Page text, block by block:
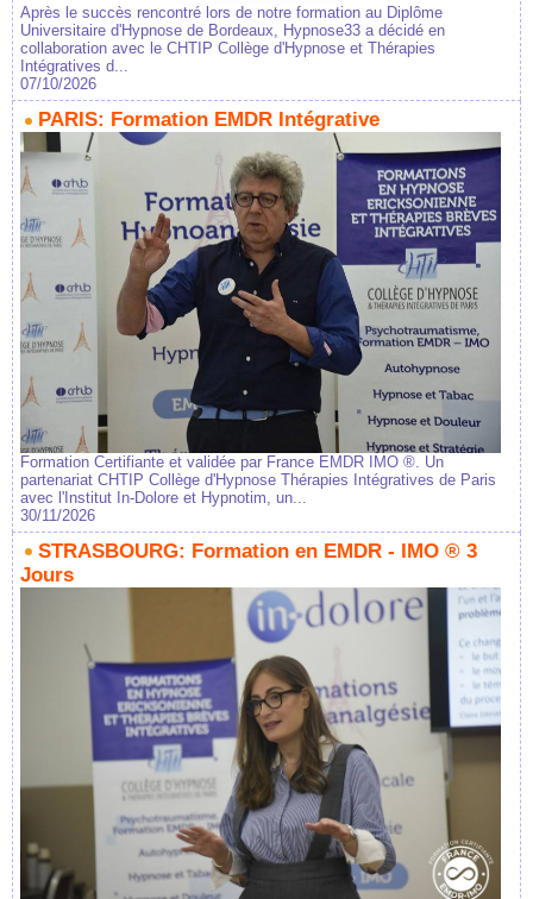
Après le succès rencontré lors de notre formation au Diplôme
Universitaire d'Hypnose de Bordeaux, Hypnose33 a décidé en
collaboration avec le CHTIP Collège d'Hypnose et Thérapies
Intégratives d...
07/10/2026
PARIS: Formation EMDR Intégrative
Formation Certifiante et validée par France EMDR IMO ®. Un
partenariat CHTIP Collège d'Hypnose Thérapies Intégratives de Paris
avec l'Institut In-Dolore et Hypnotim, un...
30/11/2026
STRASBOURG: Formation en EMDR - IMO ® 3
Jours